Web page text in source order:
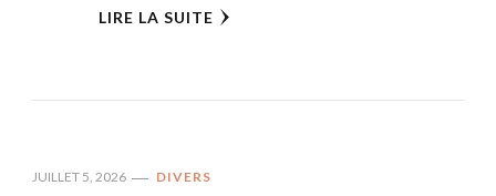
LIRE LA SUITE
JUILLET 5, 2026 DIVERS